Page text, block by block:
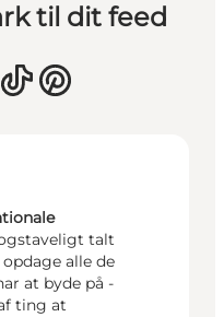
til dit feed
talt
alle de
at byde på -
ting at